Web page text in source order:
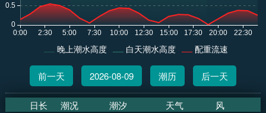
晚上潮水高度 白天潮水高度 配重流速
前一天 2026-08-09 潮历 后一天
日长 潮况 潮汐 天气 风